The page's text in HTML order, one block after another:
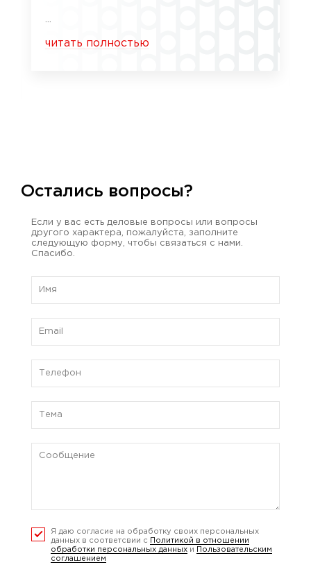
читать полностью
Остались вопросы?
Если у вас есть деловые вопросы или вопросы
другого характера, пожалуйста, заполните
следующую форму, чтобы связаться с нами.
Спасибо.
Я даю согласие на обработку своих персональных
данных в соответсвии с
Политикой в отношении
обработки персональных данных и
Пользовательским
соглашением